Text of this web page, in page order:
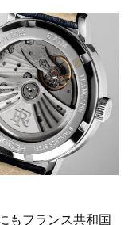
もフランス共和国